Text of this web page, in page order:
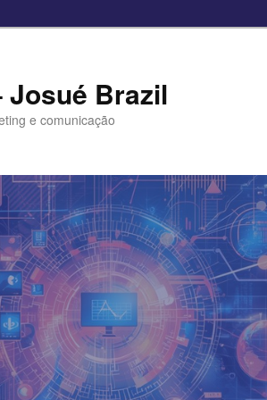
Josué Brazil
e comunicação